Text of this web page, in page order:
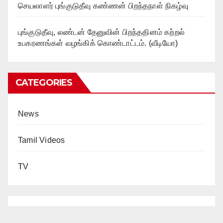
செயலாளர் புங்குடுதீவு கண்ணன் பிறந்தநாள் நிகழ்வு
புங்குடுதீவு, லண்டன் தேனுவின் பிறந்ததினம் கற்றல்
உபகரணங்கள் வழங்கிக் கொண்டாட்டம். (வீடியோ)
CATEGORIES
News
Tamil Videos
TV